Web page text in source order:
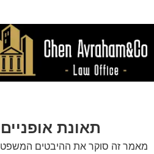
תאונת
מאמר זה סוקר את ההיבטים